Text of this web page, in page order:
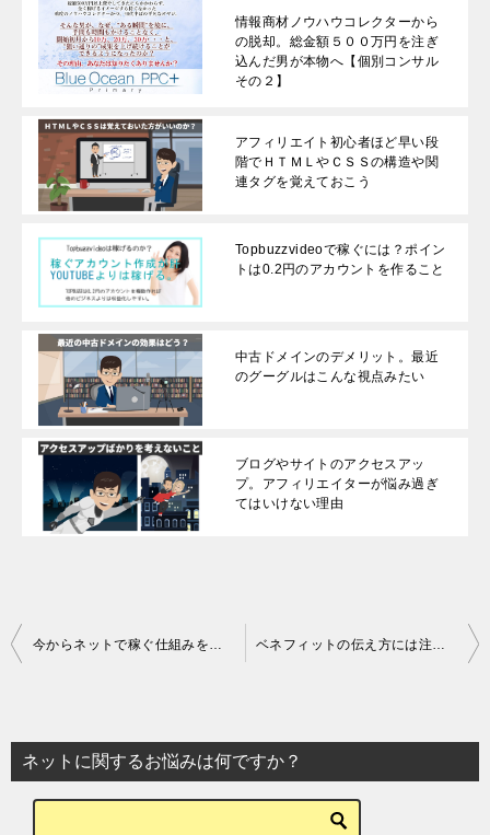
情報商材ノウハウコレクターから
の脱却。総金額５００万円を注ぎ
込んだ男が本物へ【個別コンサル
その２】
アフィリエイト初心者ほど早い段
階でＨＴＭＬやＣＳＳの構造や関
連タグを覚えておこう
Topbuzzvideoで稼ぐには？ポイン
トは0.2円のアカウントを作ること
中古ドメインのデメリット。最近
のグーグルはこんな視点みたい
ブログやサイトのアクセスアッ
プ。アフィリエイターが悩み過ぎ
てはいけない理由
投
ビ
ゲ
今からネットで稼ぐ仕組みを作るのは可能なのか？コロナ禍で不安だからこそ・・・ ベネフィットの伝え方には注意が必要！リスクが上回ると人は行動しない理由。
ネットに関するお悩みは何ですか？